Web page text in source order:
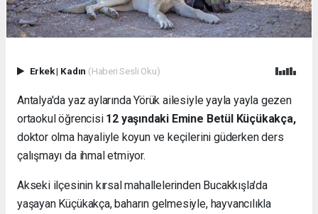
Erkek| Kadın (Haberi Sesli Oku)
Antalya'da yaz aylarında Yörük ailesiyle yayla yayla gezen
ortaokul öğrencisi 12 yaşındaki Emine Betül Küçükakça,
doktor olma hayaliyle koyun ve keçilerini güderken ders
çalışmayı da ihmal etmiyor.
Akseki ilçesinin kırsal mahallelerinden Bucakkışla'da
yaşayan Küçükakça, baharın gelmesiyle, hayvancılıkla